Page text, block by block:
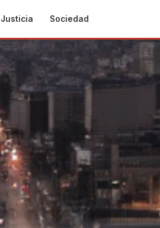
Justicia Sociedad